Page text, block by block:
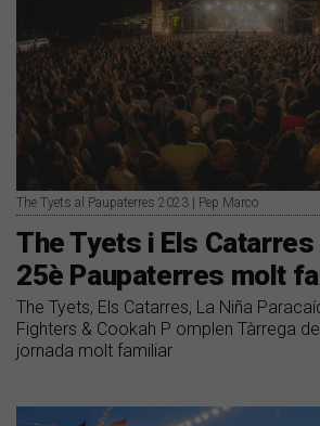
The Tyets al Paupaterres 2023 | Pep Marco
The Tyets i Els
25è Paupaterres molt
The Tyets, Els Catarres, La Niña
Fighters & Cookah P omplen Tàrrega
jornada molt familiar